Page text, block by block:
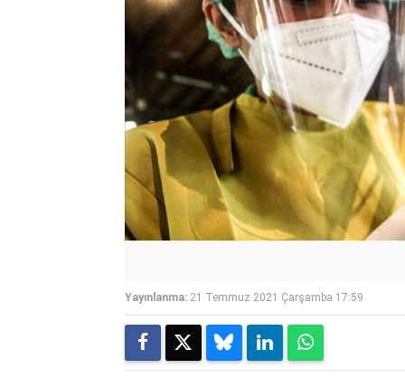
Yayınlanma: 21 Temmuz 2021 Çarşamba 17:59